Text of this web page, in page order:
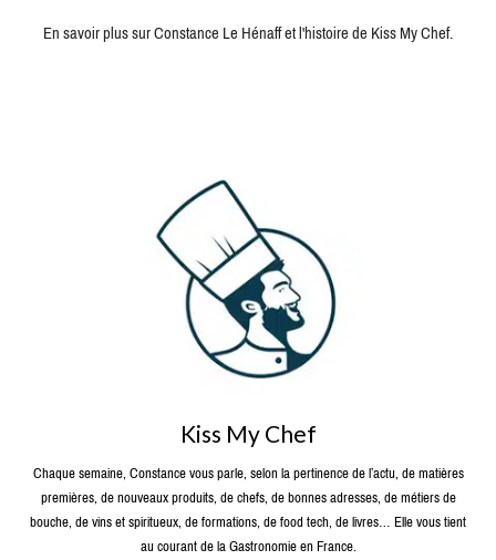
En savoir plus sur Constance Le Hénaff et l'histoire de Kiss My Chef.
Kiss My Chef
Chaque semaine, Constance vous parle, selon la pertinence de l’actu, de matières
premières, de nouveaux produits, de chefs, de bonnes adresses, de métiers de
bouche, de vins et spiritueux, de formations, de food tech, de livres… Elle vous tient
au courant de la Gastronomie en France.